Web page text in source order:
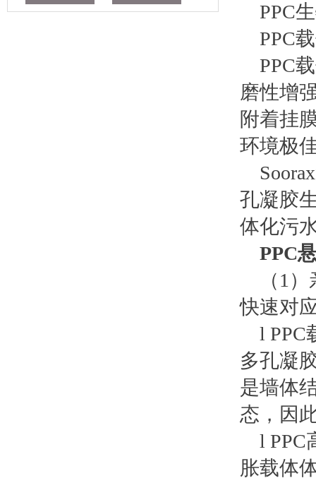
PPC
PPC
PPC
磨性增
附着挂
环境极
孔凝胶
体化污
PPC
（1
快速对
l PPC
多孔凝
是墙体
态，因
l PPC
胀载体